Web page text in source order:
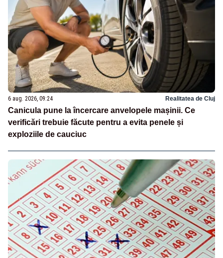
6 aug. 2026, 09:24 Realitatea de Cluj
Canicula pune la încercare anvelopele mașinii. Ce
verificări trebuie făcute pentru a evita penele și
exploziile de cauciuc